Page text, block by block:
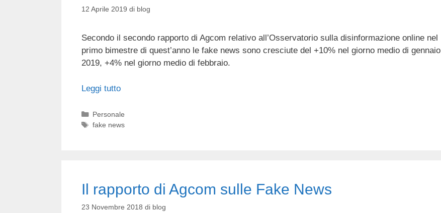
12 Aprile 2019 di blog
Secondo il secondo rapporto di Agcom relativo all’Osservatorio sulla disinformazione online nel
primo bimestre di quest’anno le fake news sono cresciute del +10% nel giorno medio di gennaio
2019, +4% nel giorno medio di febbraio.
Leggi tutto
Categorie
Personale
Tag
fake news
Il rapporto di Agcom sulle Fake News
23 Novembre 2018 di blog